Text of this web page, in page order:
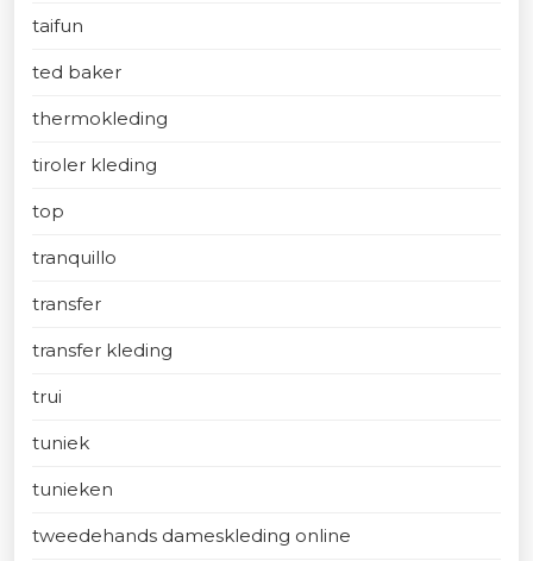
taifun
ted baker
thermokleding
tiroler kleding
top
tranquillo
transfer
transfer kleding
trui
tuniek
tunieken
tweedehands dameskleding online